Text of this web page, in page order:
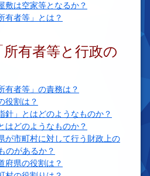
敷は空家等となるか？
有者等」とは？
有者等と行政の
有者等」の責務は？
役割は？
針」とはどのようなものか？
はどのようなものか？
が市町村に対して行う財政上の
のがあるか？
府県の役割は？